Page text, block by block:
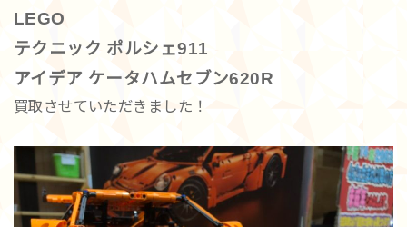
LEGO
テクニック ポルシェ911
アイデア ケータハムセブン620R
買取させていただきました！